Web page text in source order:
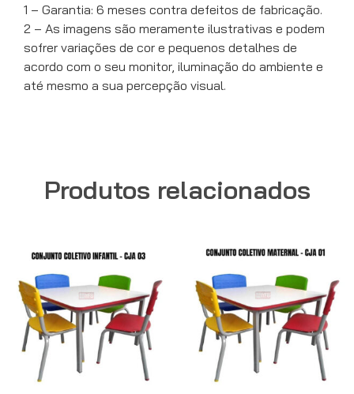
1 – Garantia: 6 meses contra defeitos de fabricação.
2 – As imagens são meramente ilustrativas e podem
sofrer variações de cor e pequenos detalhes de
acordo com o seu monitor, iluminação do ambiente e
até mesmo a sua percepção visual.
Produtos relacionados